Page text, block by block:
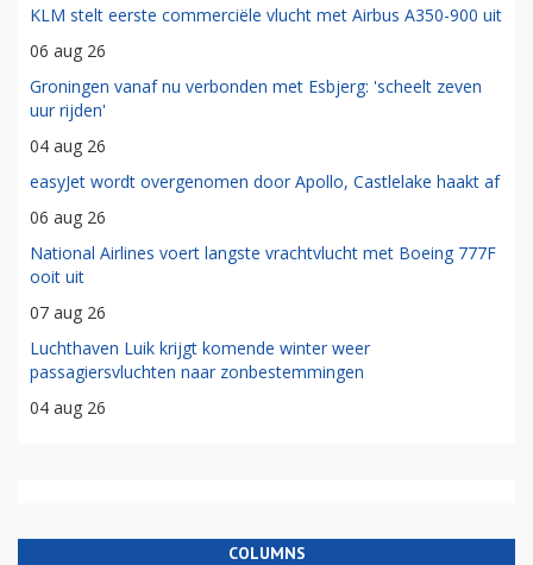
KLM stelt eerste commerciële vlucht met Airbus A350-900 uit
06 aug 26
Groningen vanaf nu verbonden met Esbjerg: 'scheelt zeven
uur rijden'
04 aug 26
easyJet wordt overgenomen door Apollo, Castlelake haakt af
06 aug 26
National Airlines voert langste vrachtvlucht met Boeing 777F
ooit uit
07 aug 26
Luchthaven Luik krijgt komende winter weer
passagiersvluchten naar zonbestemmingen
04 aug 26
COLUMNS